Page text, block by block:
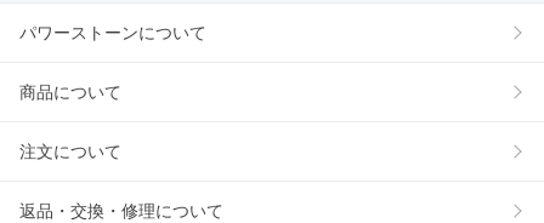
パワーストーンについて
商品について
注文について
返品・交換・修理について